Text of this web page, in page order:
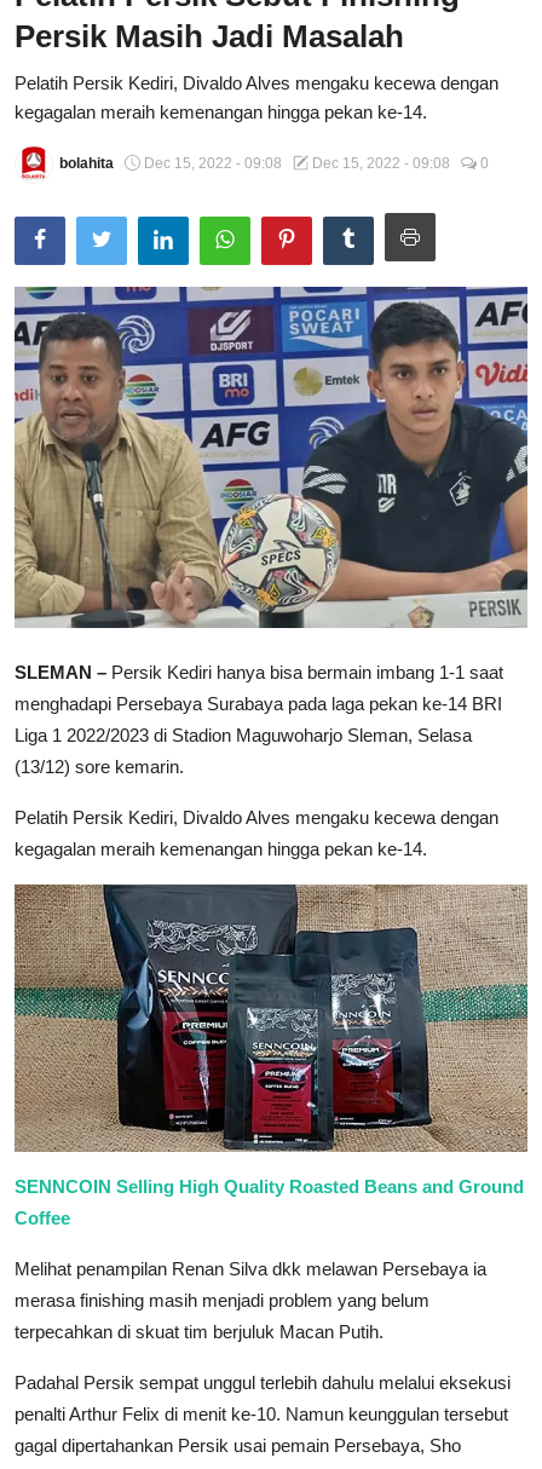
Total Sports
Contact
Pedoman Media Siber
Persik Masih Jadi Masalah
Pelatih Persik Kediri, Divaldo Alves mengaku kecewa dengan
kegagalan meraih kemenangan hingga pekan ke-14.
bolahita Dec 15, 2022 - 09:08 Dec 15, 2022 - 09:08 0
SLEMAN – Persik Kediri hanya bisa bermain imbang 1-1 saat
menghadapi Persebaya Surabaya pada laga pekan ke-14 BRI
Liga 1 2022/2023 di Stadion Maguwoharjo Sleman, Selasa
(13/12) sore kemarin.
Pelatih Persik Kediri, Divaldo Alves mengaku kecewa dengan
kegagalan meraih kemenangan hingga pekan ke-14.
SENNCOIN Selling High Quality Roasted Beans and Ground
Coffee
Melihat penampilan Renan Silva dkk melawan Persebaya ia
merasa finishing masih menjadi problem yang belum
terpecahkan di skuat tim berjuluk Macan Putih.
Padahal Persik sempat unggul terlebih dahulu melalui eksekusi
penalti Arthur Felix di menit ke-10. Namun keunggulan tersebut
gagal dipertahankan Persik usai pemain Persebaya, Sho